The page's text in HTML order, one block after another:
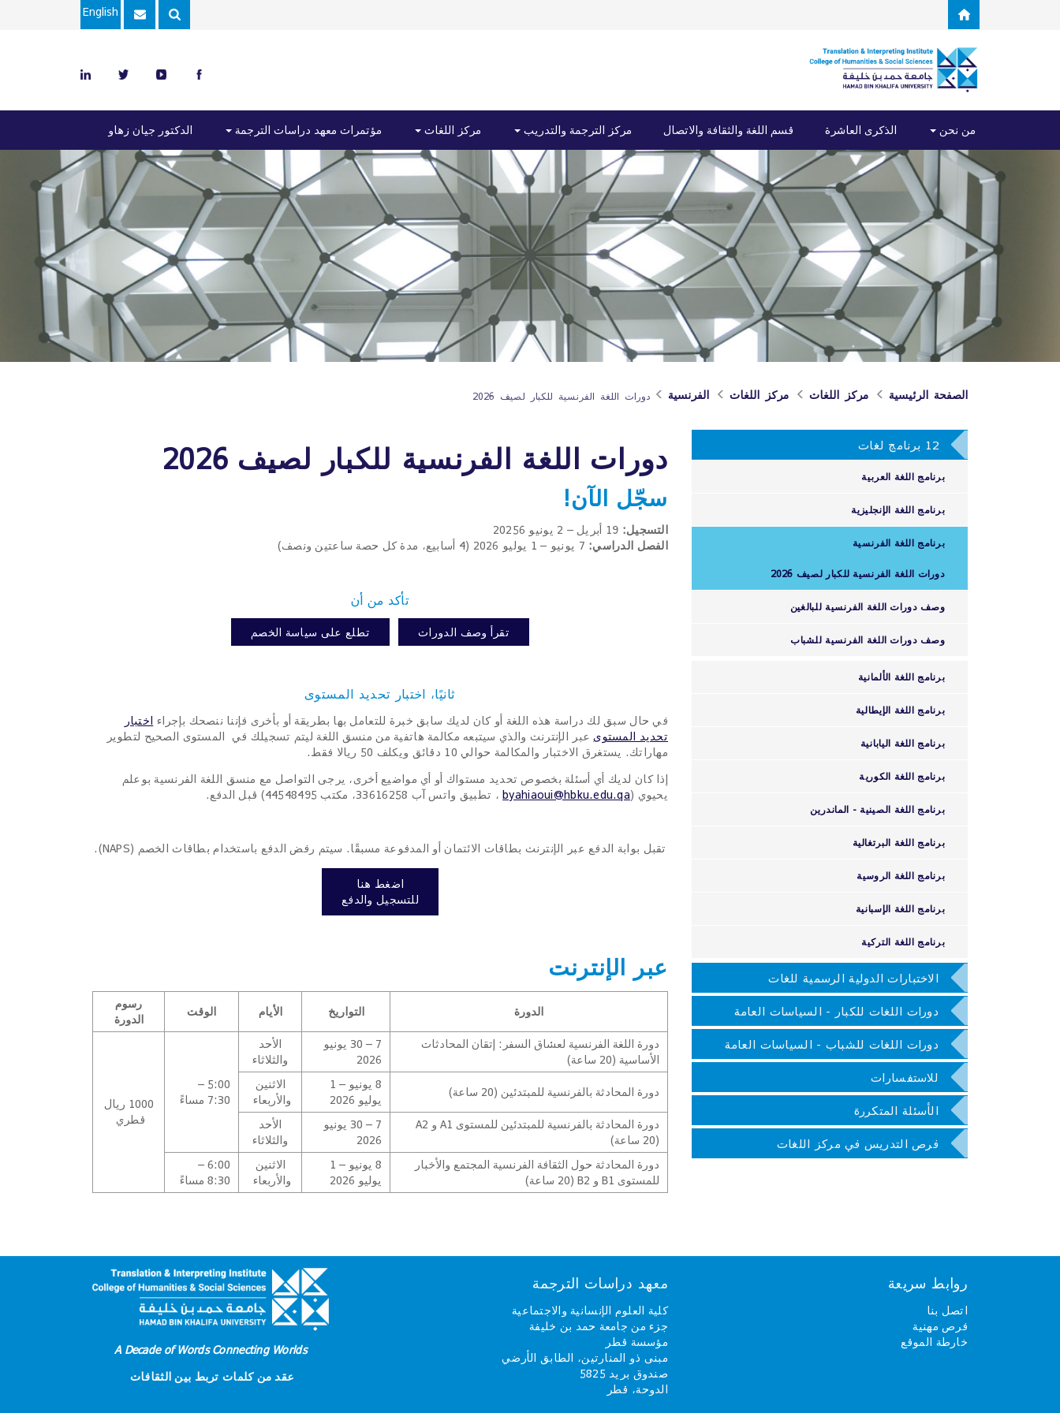
Skip to main content
English
من نحن الذكرى العاشرة قسم اللغة والثقافة والاتصال مركز الترجمة والتدريب مركز اللغات مؤتمرات معهد دراسات الترجمة الدكتور جيان زهاو
الصفحة الرئيسية مركز اللغات مركز اللغات الفرنسية دورات اللغة الفرنسية للكبار لصيف 2026
12 برنامج لغات
برنامج اللغة العربية
برنامج اللغة الإنجليزية
برنامج اللغة الفرنسية
دورات اللغة الفرنسية للكبار لصيف 2026
وصف دورات اللغة الفرنسية للبالغين
وصف دورات اللغة الفرنسية للشباب
برنامج اللغة الألمانية
برنامج اللغة الإيطالية
برنامج اللغة اليابانية
برنامج اللغة الكورية
برنامج اللغة الصينية - الماندرين
برنامج اللغة البرتغالية
برنامج اللغة الروسية
برنامج اللغة الإسبانية
برنامج اللغة التركية
الاختبارات الدولية الرسمية للغات
دورات اللغات للكبار - السياسات العامة
دورات اللغات للشباب - السياسات العامة
للاستفسارات
الأسئلة المتكررة
فرص التدريس في مركز اللغات
دورات اللغة الفرنسية للكبار لصيف 2026
سجّل الآن!
التسجيل:
الفصل الدراسي:
تأكد من أن
تقرأ وصف الدورات تطلع على سياسة الخصم
ثانيًا، اختبار تحديد المستوى
في حال سبق لك دراسة هذه اللغة أو كان لديك سابق خبرة للتعامل بها بطريقة أو بأخرى فإننا ننصحك بإجراء اختبار
تحديد المستوىعبر الإنترنت والذي سيتبعه مكالمة هاتفية من منسق اللغة ليتم تسجيلك في المستوى الصحيح لتطوير
مهاراتك. يستغرق الاختبار والمكالمة حوالي 10 دقائق ويكلف 50 ريالا فقط.
إذا كان لديك أي أسئلة بخصوص تحديد مستواك أو أي مواضيع أخرى، يرجى التواصل مع منسق اللغة الفرنسية بوعلم
يحيوي (byahiaoui@hbku.edu.qa، تطبيق واتس آب 33616258، مكتب 44548495) قبل الدفع.
تقبل بوابة الدفع عبر الإنترنت بطاقات الائتمان أو المدفوعة مسبقًا. سيتم رفض الدفع باستخدام بطاقات الخصم (NAPS).
اضغط هنا
للتسجيل والدفع
عبر الإنترنت
الدورة التواريخ الأيام الوقت
رسوم
الدورة
دورة اللغة الفرنسية لعشاق السفر: إتقان المحادثات
الأساسية (20 ساعة)
7 – 30 يونيو
2026
الأحد
والثلاثاء
5:00 –
7:30 مساءً
1000 ريال
قطري
دورة المحادثة بالفرنسية للمبتدئين (20 ساعة)
8 يونيو – 1
يوليو 2026
الاثنين
والأربعاء
دورة المحادثة بالفرنسية للمبتدئين للمستوى A1 و A2
(20 ساعة)
7 – 30 يونيو
2026
الأحد
والثلاثاء
دورة المحادثة حول الثقافة الفرنسية المجتمع والأخبار
للمستوى B1 و B2 (20 ساعة)
8 يونيو – 1
يوليو 2026
الاثنين
والأربعاء
6:00 –
8:30 مساءً
روابط سريعة
اتصل بنا
فرص مهنية
خارطة الموقع
معهد دراسات الترجمة
كلية العلوم الإنسانية والاجتماعية
جزء من جامعة حمد بن خليفة
مؤسسة قطر
مبنى ذو المنارتين، الطابق الأرضي
صندوق بريد 5825
الدوحة، قطر
A Decade of Words Connecting Worlds
عقد من كلمات تربط بين الثقافات